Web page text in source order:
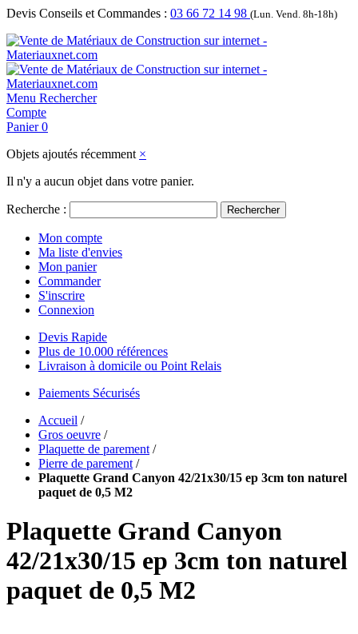
Devis Conseils et Commandes : 03 66 72 14 98 (Lun. Vend. 8h-18h)
Menu Rechercher
Compte
Panier 0
Objets ajoutés récemment ×
Il n'y a aucun objet dans votre panier.
Recherche : Rechercher
Mon compte
Ma liste d'envies
Mon panier
Commander
S'inscrire
Connexion
Devis Rapide
Plus de 10.000 références
Livraison à domicile ou Point Relais
Paiements Sécurisés
Accueil /
Gros oeuvre /
Plaquette de parement /
Pierre de parement /
Plaquette Grand Canyon 42/21x30/15 ep 3cm ton naturel
paquet de 0,5 M2
Plaquette Grand Canyon
42/21x30/15 ep 3cm ton naturel
paquet de 0,5 M2